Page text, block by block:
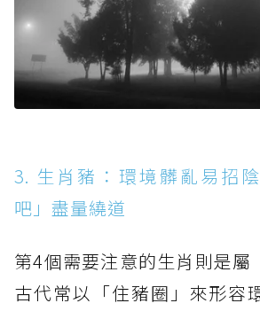
3. 生肖豬：環境髒亂易招
吧」盡量繞道
第4個需要注意的生肖則是屬
古代常以「住豬圈」來形容